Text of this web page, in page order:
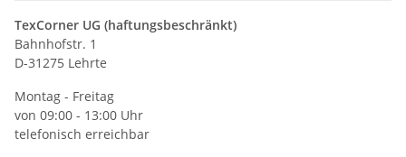
TexCorner UG (haftungsbeschränkt)
Bahnhofstr. 1
D-31275 Lehrte
Montag - Freitag
von 09:00 - 13:00 Uhr
telefonisch erreichbar